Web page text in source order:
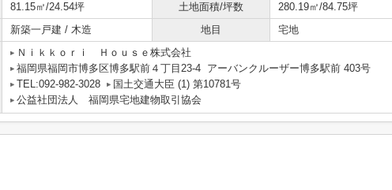
81.15㎡/24.54坪 土地面積/坪数
280.19㎡/84.75坪
新築一戸建 / 木造 地目 宅地
Ｎｉｋｋｏｒｉ Ｈｏｕｓｅ株式会社
福岡県福岡市博多区博多駅前４丁目23-4 アーバンクルーザー博多駅前 403号
TEL:092-982-3028
国土交通大臣 (1) 第10781号
公益社団法人 福岡県宅地建物取引協会